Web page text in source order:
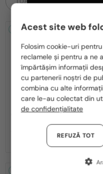
2-4 ZILE
Off-White — Ochelari de soare
OERI017 NASSAU - 1107 - 51
România /
Polska / PL
United Arab
Austria / AT
Germania /
Franța / FR
Acest site web
Folosim cookie-uri
reclamele și pentru a ne
împărtășim informații
cu partenerii noștri de
combina cu alte
care le-au colectat din
de confidențialitate
REFUZĂ TOT